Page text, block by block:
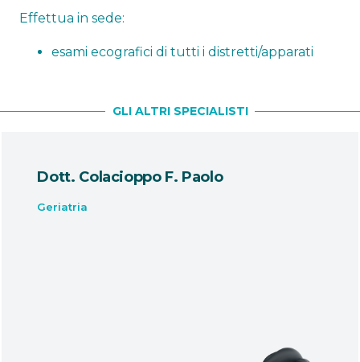
Effettua in sede:
esami ecografici di tutti i distretti/apparati
GLI ALTRI SPECIALISTI
Dott. Colacioppo F. Paolo
Geriatria